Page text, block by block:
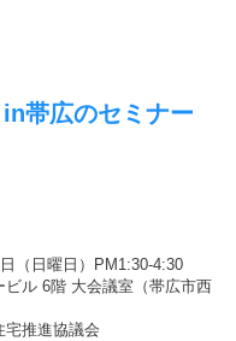
帯広のセミナー
曜日）PM1:30-4:30
大会議室（帯広市西
進協議会